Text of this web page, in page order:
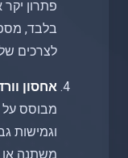
פתרון
בלבד,
לצרכים
אחסון
מבוסס על
וגמישות
משתנה או